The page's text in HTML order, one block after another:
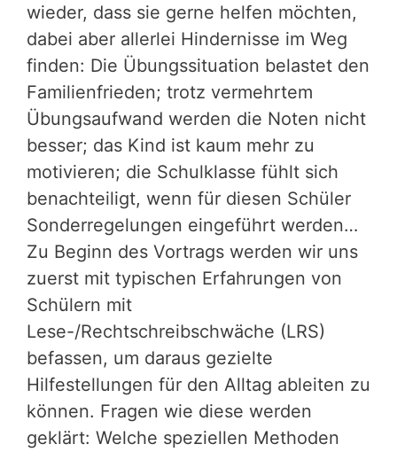
wieder, dass sie gerne helfen möchten,
dabei aber allerlei Hindernisse im Weg
finden: Die Übungssituation belastet den
Familienfrieden; trotz vermehrtem
Übungsaufwand werden die Noten nicht
besser; das Kind ist kaum mehr zu
motivieren; die Schulklasse fühlt sich
benachteiligt, wenn für diesen Schüler
Sonderregelungen eingeführt werden…
Zu Beginn des Vortrags werden wir uns
zuerst mit typischen Erfahrungen von
Schülern mit
Lese-/Rechtschreibschwäche (LRS)
befassen, um daraus gezielte
Hilfestellungen für den Alltag ableiten zu
können. Fragen wie diese werden
geklärt: Welche speziellen Methoden